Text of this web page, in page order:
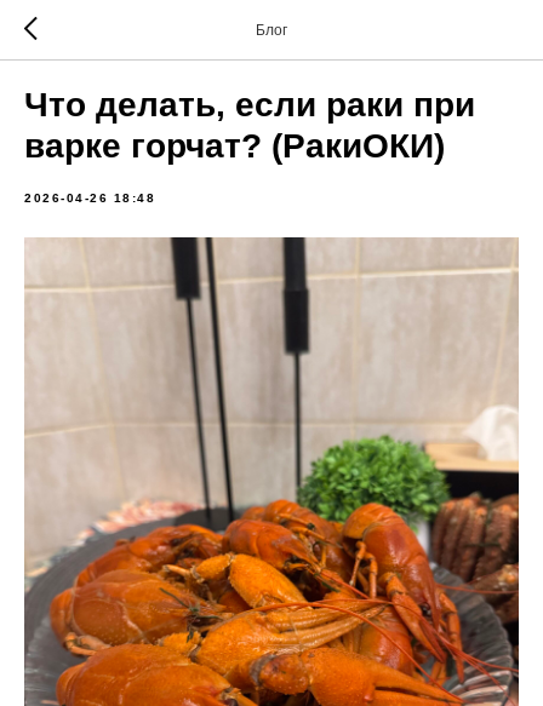
Блог
Что делать, если раки при
варке горчат? (РакиОКИ)
2026-04-26 18:48